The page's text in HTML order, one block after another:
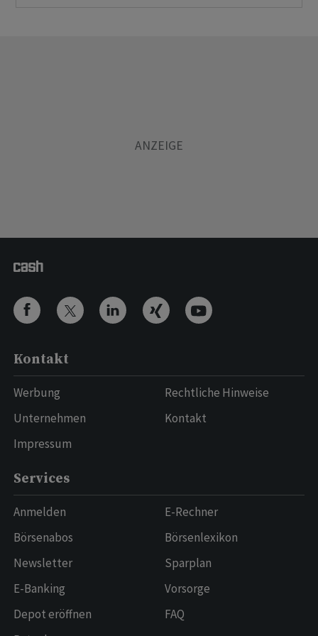
Kontakt
Werbung
Unternehmen
Impressum
Rechtliche Hinweise
Kontakt
Services
Anmelden
Börsenabos
Newsletter
E-Banking
Depot eröffnen
E-Rechner
Börsenlexikon
Sparplan
Vorsorge
FAQ